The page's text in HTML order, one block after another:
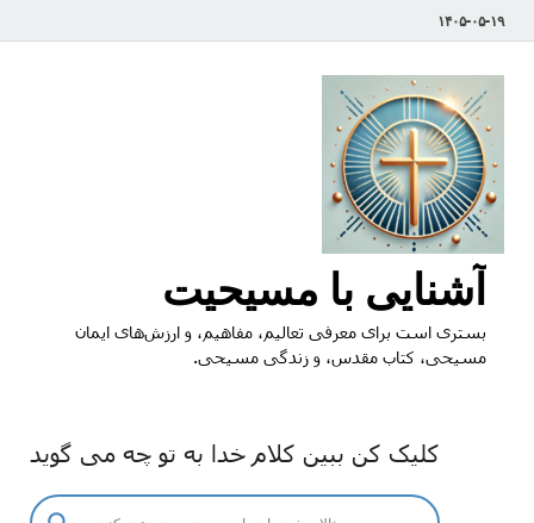
۱۴۰۵-۰۵-۱۹
آشنایی با مسیحیت
بستری است برای معرفی تعالیم، مفاهیم، و ارزش‌های ایمان
مسیحی، کتاب مقدس، و زندگی مسیحی.
کلیک کن ببین کلام خدا به تو چه می گوید